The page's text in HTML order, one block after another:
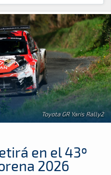
GALERÍAS
TIENDA
ARCHIVO
Toyota GR Yaris Rally2
en el 43º
2026